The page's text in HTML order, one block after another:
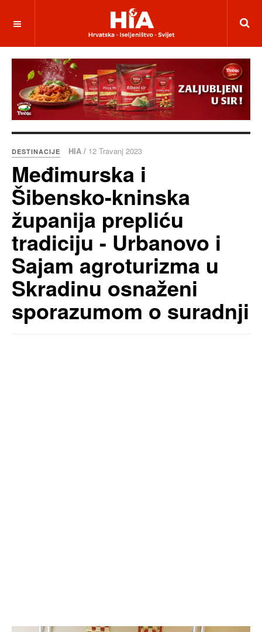
DESTINACIJE HIA / 12 Travanj 2023
Međimurska i
Šibensko-kninska
županija prepliću
tradiciju - Urbanovo i
Sajam agroturizma u
Skradinu osnaženi
sporazumom o suradnji